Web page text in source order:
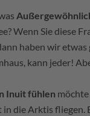
Wenn Sie diese
haben wir etwas
kann jeder!
Inuit fühlen
die Arktis fliegen.